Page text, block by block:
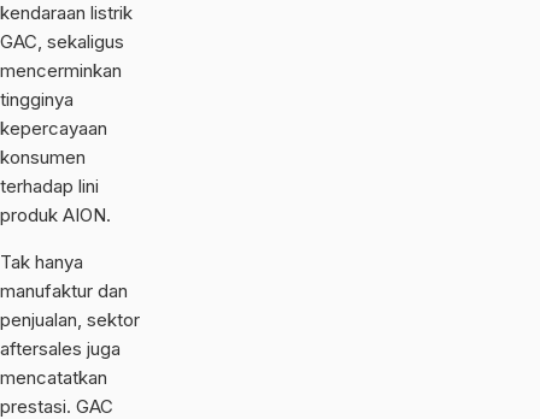
kendaraan listrik
GAC, sekaligus
mencerminkan
tingginya
kepercayaan
konsumen
terhadap lini
produk AION.
Tak hanya
manufaktur dan
penjualan, sektor
aftersales juga
mencatatkan
prestasi. GAC